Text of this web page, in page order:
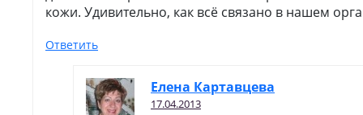
кожи. Удивительно, как всё связано в нашем
Ответить
Елена Картавцева
17.04.2013